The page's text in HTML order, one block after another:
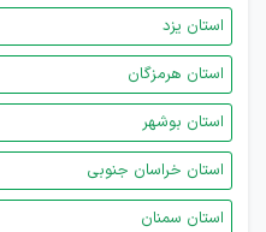
استان یزد
استان هرمزگان
استان بوشهر
استان خراسان جنوبی
استان سمنان